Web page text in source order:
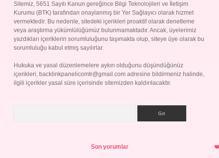
Sitemiz, 5651 Sayılı Kanun gereğince Bilgi Teknolojileri ve İletişim
Kurumu (BTK) tarafından onaylanmış bir Yer Sağlayıcı olarak hizmet
vermektedir. Bu nedenle, sitedeki içerikleri proaktif olarak denetleme
veya araştırma yükümlülüğümüz bulunmamaktadır. Ancak, üyelerimiz
yazdıkları içeriklerin sorumluluğunu taşımakta olup, siteye üye olarak bu
sorumluluğu kabul etmiş sayılırlar.
Hukuka ve yasal düzenlemelere aykırı olduğunu düşündüğünüz
içerikleri, backlinkpanelicomtr@gmail.com adresine bildirmeniz halinde,
ilgili içerikler yasal süre içerisinde sitemizden kaldırılacaktır.
Son yorumlar